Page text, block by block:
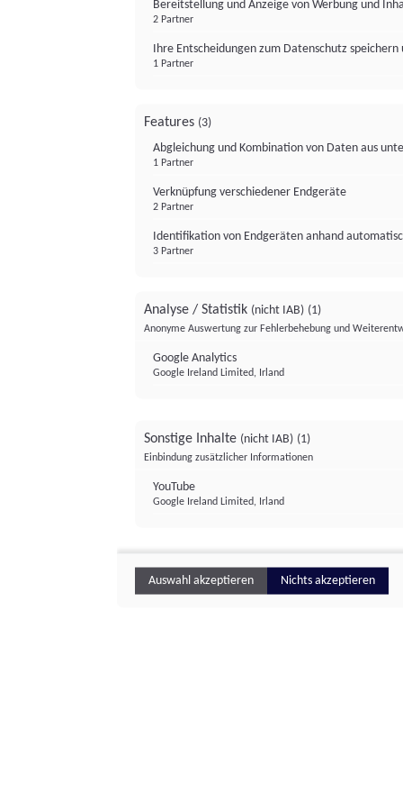
Bereitstellung und Anzeige von Werbung und
2 Partner
Ihre Entscheidungen zum Datenschutz
1 Partner
Features (3)
Abgleichung und Kombination von Daten aus
1 Partner
Verknüpfung verschiedener Endgeräte
2 Partner
Identifikation von Endgeräten anhand
3 Partner
Analyse / Statistik (nicht IAB) (1)
Anonyme Auswertung zur Fehlerbehebung und
Google Analytics
Google Ireland Limited, Irland
Sonstige Inhalte (nicht IAB) (1)
Einbindung zusätzlicher Informationen
YouTube
Google Ireland Limited, Irland
Auswahl akzeptieren Nichts akzeptieren